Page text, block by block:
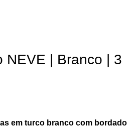
NEVE | Branco | 3
em turco branco com bordado